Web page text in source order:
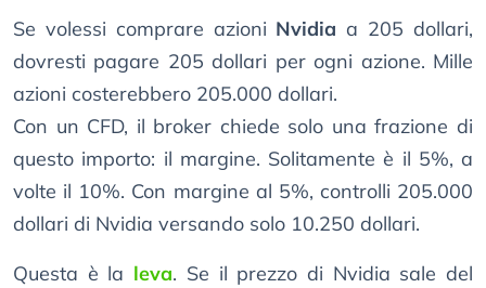
Se volessi comprare azioni Nvidiaa 205 dollari,
dovresti pagare 205 dollari per ogni azione. Mille
azioni costerebbero 205.000 dollari.
Con un CFD, il broker chiede solo una frazione di
questo importo: il margine. Solitamente è il 5%, a
volte il 10%. Con margine al 5%, controlli 205.000
dollari di Nvidia versando solo 10.250 dollari.
Questa è la leva. Se il prezzo di Nvidia sale del